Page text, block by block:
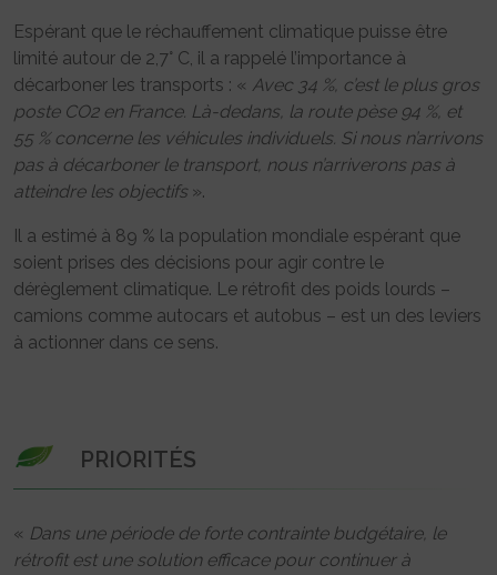
Espérant que le réchauffement climatique puisse être
limité autour de 2,7° C, il a rappelé l’importance à
décarboner les transports : « Avec 34 %, c’est le plus gros
poste CO2 en France. Là-dedans, la route pèse 94 %, et
55 % concerne les véhicules individuels. Si nous n’arrivons
pas à décarboner le transport, nous n’arriverons pas à
atteindre les objectifs».
Il a estimé à 89 % la population mondiale espérant que
soient prises des décisions pour agir contre le
dérèglement climatique. Le rétrofit des poids lourds –
camions comme autocars et autobus – est un des leviers
à actionner dans ce sens.
PRIORITÉS
« Dans une période de forte contrainte budgétaire, le
rétrofit est une solution efficace pour continuer à